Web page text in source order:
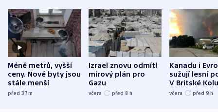
Méně metrů, vyšší
ceny. Nové byty jsou
stále menší
před 37m
Izrael znovu odmítl
mírový plán pro
Gazu
včera před 8 h
Kanadu i
sužují lesní
V Britské
evakuovali
včera před 9 h